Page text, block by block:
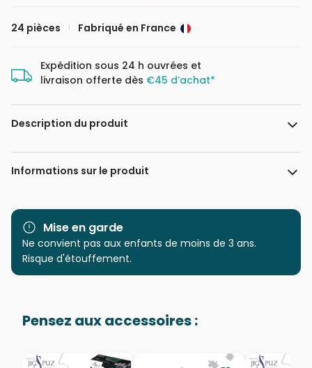
24 pièces Fabriqué en France
Expédition sous 24 h ouvrées et
livraison offerte dès €45 d’achat*
Description du produit
123RF - Masastarus
Informations sur le produit
Marque Bluebird Puzzle
Catégorie Puzzles - Animaux sauvages
Age
à partir de 4 ans (21 à 30
Provenance Fabriqué en France
EAN 3663384906213
Mise en garde
Ne convient pas aux enfants de moins de 3 ans.
Risque d'étouffement.
Pensez aux accessoires :